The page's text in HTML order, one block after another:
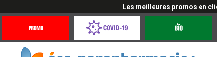
Les meilleures promos en
Offres
Coronavirus